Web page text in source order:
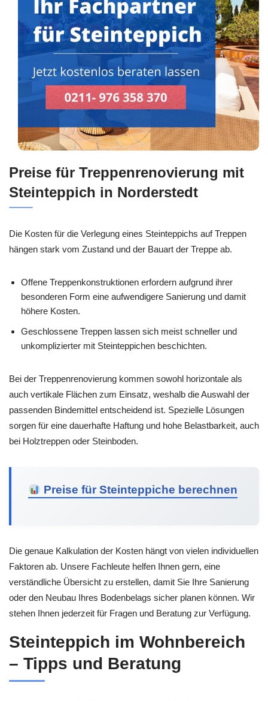
Preise für Treppenrenovierung mit
Steinteppich in Norderstedt
Die Kosten für die Verlegung eines Steinteppichs auf Treppen
hängen stark vom Zustand und der Bauart der Treppe ab.
Offene Treppenkonstruktionen erfordern aufgrund ihrer
besonderen Form eine aufwendigere Sanierung und damit
höhere Kosten.
Geschlossene Treppen lassen sich meist schneller und
unkomplizierter mit Steinteppichen beschichten.
Bei der Treppenrenovierung kommen sowohl horizontale als
auch vertikale Flächen zum Einsatz, weshalb die Auswahl der
passenden Bindemittel entscheidend ist. Spezielle Lösungen
sorgen für eine dauerhafte Haftung und hohe Belastbarkeit, auch
bei Holztreppen oder Steinboden.
Preise für Steinteppiche berechnen
Die genaue Kalkulation der Kosten hängt von vielen individuellen
Faktoren ab. Unsere Fachleute helfen Ihnen gern, eine
verständliche Übersicht zu erstellen, damit Sie Ihre Sanierung
oder den Neubau Ihres Bodenbelags sicher planen können. Wir
stehen Ihnen jederzeit für Fragen und Beratung zur Verfügung.
Steinteppich im Wohnbereich
– Tipps und Beratung